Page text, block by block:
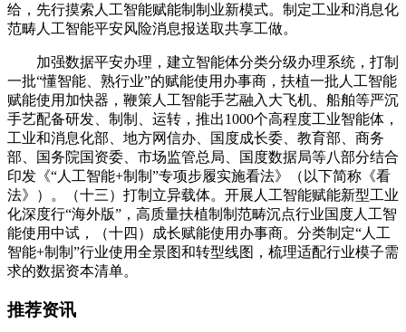
给，先行摸索人工智能赋能制制业新模式。制定工业和消息化
范畴人工智能平安风险消息报送取共享工做。
加强数据平安办理，建立智能体分类分级办理系统，打制
一批“懂智能、熟行业”的赋能使用办事商，扶植一批人工智能
赋能使用加快器，鞭策人工智能手艺融入大飞机、船舶等严沉
手艺配备研发、制制、运转，推出1000个高程度工业智能体，
工业和消息化部、地方网信办、国度成长委、教育部、商务
部、国务院国资委、市场监管总局、国度数据局等八部分结合
印发《“人工智能+制制”专项步履实施看法》（以下简称《看
法》）。（十三）打制立异载体。开展人工智能赋能新型工业
化深度行“海外版”，高质量扶植制制范畴沉点行业国度人工智
能使用中试，（十四）成长赋能使用办事商。分类制定“人工
智能+制制”行业使用全景图和转型线图，梳理适配行业模子需
求的数据资本清单。
推荐资讯